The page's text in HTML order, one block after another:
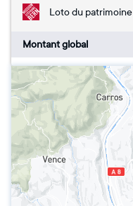
Loto du patrimoine
Montant global